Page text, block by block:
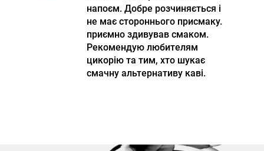
напоєм. Добре розчиняється і
не має стороннього присмаку.
приємно здивував смаком.
Рекомендую любителям
цикорію та тим, хто шукає
смачну альтернативу каві.